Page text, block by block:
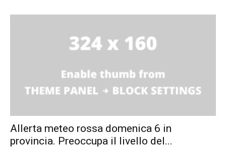
Allerta meteo rossa domenica 6 in
provincia. Preoccupa il livello del...